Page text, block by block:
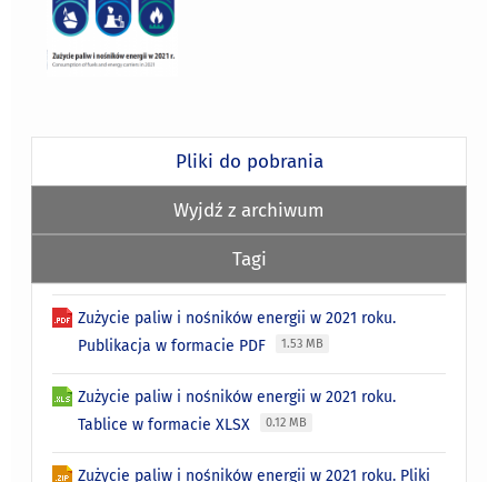
Pliki do pobrania
Wyjdź z archiwum
Tagi
Zużycie paliw i nośników energii w 2021 roku.
Publikacja w formacie PDF
1.53 MB
Zużycie paliw i nośników energii w 2021 roku.
Tablice w formacie XLSX
0.12 MB
Zużycie paliw i nośników energii w 2021 roku. Pliki